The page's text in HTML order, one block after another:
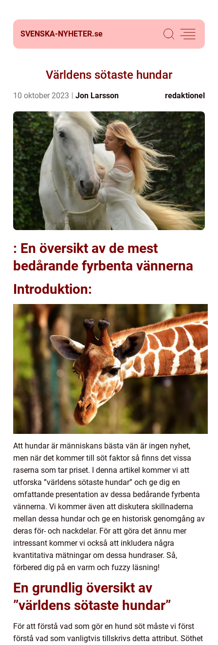
SVENSKA-NYHETER.se
Världens sötaste hundar
10 oktober 2023 Jon Larsson redaktionel
: En översikt av de mest
bedårande fyrbenta vännerna
Introduktion:
Att hundar är människans bästa vän är ingen nyhet,
men när det kommer till söt faktor så finns det vissa
raserna som tar priset. I denna artikel kommer vi att
utforska ”världens sötaste hundar” och ge dig en
omfattande presentation av dessa bedårande fyrbenta
vännerna. Vi kommer även att diskutera skillnaderna
mellan dessa hundar och ge en historisk genomgång av
deras för- och nackdelar. För att göra det ännu mer
intressant kommer vi också att inkludera några
kvantitativa mätningar om dessa hundraser. Så,
förbered dig på en varm och fuzzy läsning!
En grundlig översikt av
”världens sötaste hundar”
För att förstå vad som gör en hund söt måste vi först
förstå vad som vanligtvis tillskrivs detta attribut. Söthet